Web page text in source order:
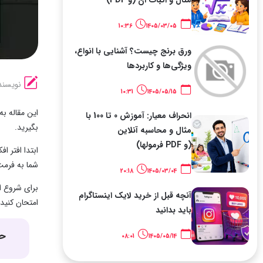
10:36
ورق برنج چیست؟ آشنایی با انواع،
ویژگی‌ها و کاربردها
10:31
انحراف معیار: آموزش 0 تا 100 با
مثال و محاسبه آنلاین
(و PDF فرمولها)
1405/03/04
20:18
آنچه قبل از خرید لایک اینستاگرام
باید بدانید
1405/05/14
08:01
این مقاله
بگیرید.
ابتدا
شما به
برای
امتحان